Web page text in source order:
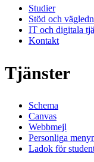
Studier
Stöd och
IT och digitala
Kontakt
Tjänster
Schema
Canvas
Webbmejl
Personliga
Ladok för